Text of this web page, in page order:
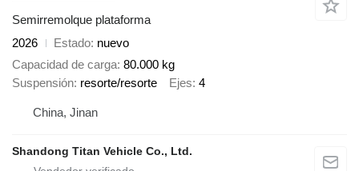
Semirremolque plataforma
2026
Estado nuevo
Capacidad de carga 80.000 kg
Suspensión resorte/resorte Ejes 4
China, Jinan
Shandong Titan Vehicle Co., Ltd.